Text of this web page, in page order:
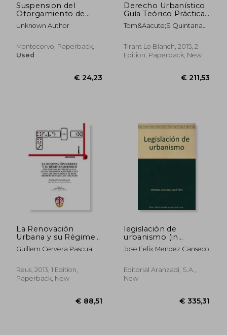
Suspension del
Otorgamiento de
Licencias Urbanisticas.
Unknown Author
Montecorvo, Paperback,
Used
Derecho Urbanístico
Guía Teórico Práctica
2ª Edición 2015 (Esfera
Local) (in Spanish)
Tom&Aacute;S Quintana
Tirant Lo Blanch, 2015, 2
Edition, Paperback, New
La Renovación
Urbana y su Régimen
Jurídico. Con Especial
Referencia a la ley de
2/2011 de 4 de Marzo
y el Dr-L 8/2011 de 1
Guillem Cervera Pascual
Reus, 2013, 1 Edition,
Paperback, New
legislación de
urbanismo (in
Spanish)
Jose Felix Mendez Canseco
Editorial Aranzadi, S.a.,
New